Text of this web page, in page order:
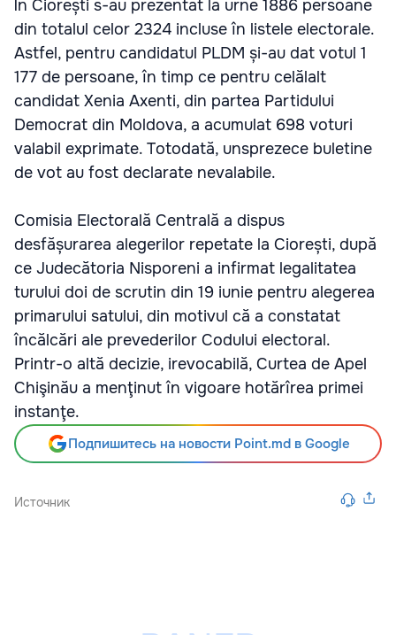
În Ciorești s-au prezentat la urne 1886 persoane
din totalul celor 2324 incluse în listele electorale.
Astfel, pentru candidatul PLDM și-au dat votul 1
177 de persoane, în timp ce pentru celălalt
candidat Xenia Axenti, din partea Partidului
Democrat din Moldova, a acumulat 698 voturi
valabil exprimate. Totodată, unsprezece buletine
de vot au fost declarate nevalabile.
Comisia Electorală Centrală a dispus
desfășurarea alegerilor repetate la Ciorești, după
ce Judecătoria Nisporeni a infirmat legalitatea
turului doi de scrutin din 19 iunie pentru alegerea
primarului satului, din motivul că a constatat
încălcări ale prevederilor Codului electoral.
Printr-o altă decizie, irevocabilă, Curtea de Apel
Chişinău a menţinut în vigoare hotărîrea primei
instanţe.
Подпишитесь на новости Point.md в Google
Источник